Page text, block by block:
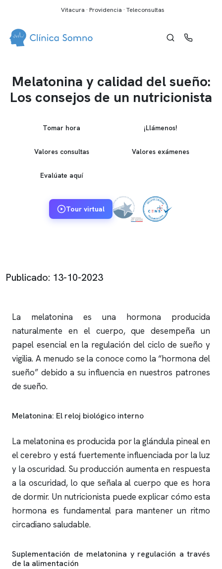
Vitacura · Providencia · Teleconsultas
Melatonina y calidad del sueño:
Los consejos de un nutricionista
Tomar hora ¡Llámenos!
Valores consultas Valores exámenes
Evalúate aquí
Tour virtual
Publicado: 13-10-2023
La melatonina es una hormona producida
naturalmente en el cuerpo, que desempeña un
papel esencial en la regulación del ciclo de sueño y
vigilia. A menudo se la conoce como la “hormona del
sueño” debido a su influencia en nuestros patrones
de sueño.
Melatonina: El reloj biológico interno
La melatonina es producida por la glándula pineal en
el cerebro y está fuertemente influenciada por la luz
y la oscuridad. Su producción aumenta en respuesta
a la oscuridad, lo que señala al cuerpo que es hora
de dormir. Un nutricionista puede explicar cómo esta
hormona es fundamental para mantener un ritmo
circadiano saludable.
Suplementación de melatonina y regulación a través
de la alimentación